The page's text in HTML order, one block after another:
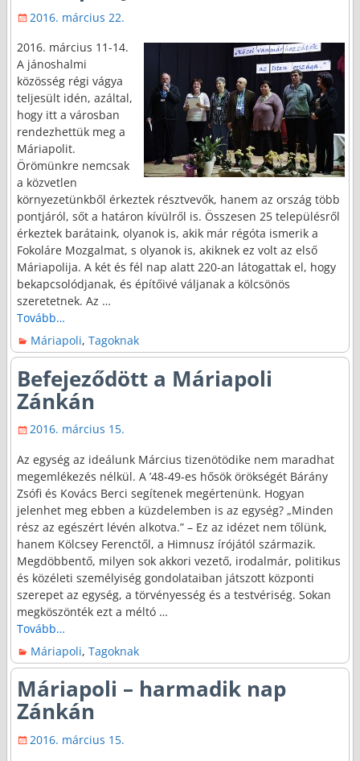
2016. március 22.
2016. március 11-14.
A jánoshalmi
közösség régi vágya
teljesült idén, azáltal,
hogy itt a városban
rendezhettük meg a
Máriapolit.
Örömünkre nemcsak
a közvetlen
környezetünkből érkeztek résztvevők, hanem az ország több
pontjáról, sőt a határon kívülről is. Összesen 25 településről
érkeztek barátaink, olyanok is, akik már régóta ismerik a
Fokoláre Mozgalmat, s olyanok is, akiknek ez volt az első
Máriapolija. A két és fél nap alatt 220-an látogattak el, hogy
bekapcsolódjanak, és építőivé váljanak a kölcsönös
szeretetnek. Az …
Tovább…
Máriapoli,Tagoknak
Befejeződött a Máriapoli
Zánkán
2016. március 15.
Az egység az ideálunk Március tizenötödike nem maradhat
megemlékezés nélkül. A ’48-49-es hősök örökségét Bárány
Zsófi és Kovács Berci segítenek megértenünk. Hogyan
jelenhet meg ebben a küzdelemben is az egység? „Minden
rész az egészért lévén alkotva.” – Ez az idézet nem tőlünk,
hanem Kölcsey Ferenctől, a Himnusz írójától származik.
Megdöbbentő, milyen sok akkori vezető, irodalmár, politikus
és közéleti személyiség gondolataiban játszott központi
szerepet az egység, a törvényesség és a testvériség. Sokan
megköszönték ezt a méltó …
Tovább…
Máriapoli,Tagoknak
Máriapoli – harmadik nap
Zánkán
2016. március 15.